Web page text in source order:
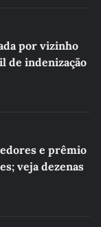
por vizinho
de indenização
e prêmio
veja dezenas